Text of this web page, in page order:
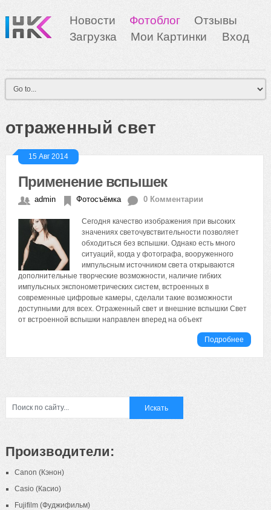
Новости Фотоблог
Отзывы
Загрузка
Мои Картинки Вход
отраженный свет
15 Авг 2014
Применение вспышек
admin Фотосъёмка 0 Комментарии
Сегодня качество изображения при высоких
значениях светочувствительности позволяет
обходиться без вспышки. Однако есть много
ситуаций, когда у фотографа, вооруженного
импульсным источником света открываются
дополнительные творческие возможности, наличие гибких
импульсных экспонометрических систем, встроенных в
современные цифровые камеры, сделали такие возможности
доступными для всех. Отраженный свет и внешние вспышки Свет
от встроенной вспышки направлен вперед на объект
Подробнее
Производители:
Canon (Кэнон)
Casio (Касио)
Fujifilm (Фуджифильм)